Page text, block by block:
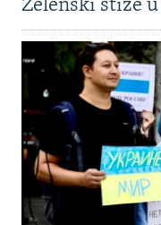
Zelenski stiže